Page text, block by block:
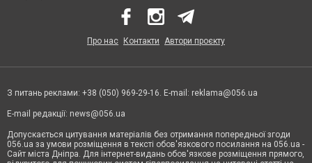
Про нас Контакти Автори проєкту
З питань реклами: +38 (050) 969-29-16. E-mail: reklama@056.ua
E-mail редакції: news@056.ua
Допускається цитування матеріалів без отримання попередньої згоди
056.ua за умови розміщення в тексті обов'язкового посилання на 056.ua -
Сайт міста Дніпра. Для інтернет-видань обов'язкове розміщення прямого,